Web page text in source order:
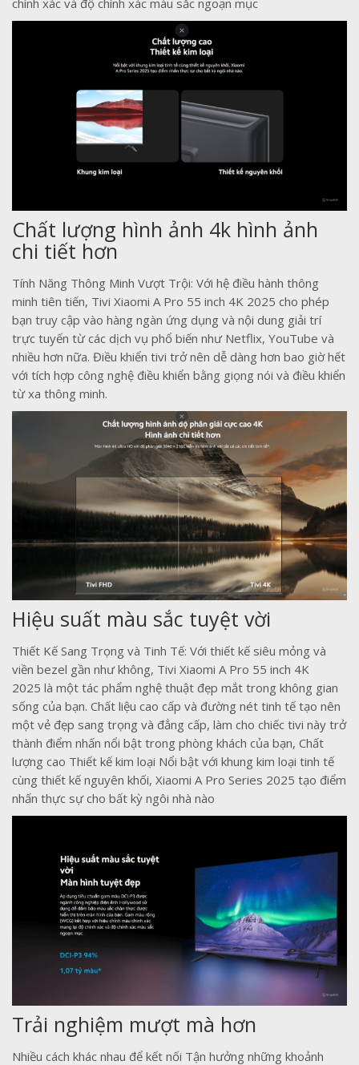
chính xác và độ chính xác màu sắc ngoạn mục
Chất lượng hình ảnh 4k hình ảnh
chi tiết hơn
Tính Năng Thông Minh Vượt Trội: Với hệ điều hành thông
minh tiên tiến, Tivi Xiaomi A Pro 55 inch 4K 2025 cho phép
bạn truy cập vào hàng ngàn ứng dụng và nội dung giải trí
trực tuyến từ các dịch vụ phổ biến như Netflix, YouTube và
nhiều hơn nữa. Điều khiển tivi trở nên dễ dàng hơn bao giờ hết
với tích hợp công nghệ điều khiển bằng giọng nói và điều khiển
từ xa thông minh.
Hiệu suất màu sắc tuyệt vời
Thiết Kế Sang Trọng và Tinh Tế: Với thiết kế siêu mỏng và
viền bezel gần như không, Tivi Xiaomi A Pro 55 inch 4K
2025 là một tác phẩm nghệ thuật đẹp mắt trong không gian
sống của bạn. Chất liệu cao cấp và đường nét tinh tế tạo nên
một vẻ đẹp sang trọng và đẳng cấp, làm cho chiếc tivi này trở
thành điểm nhấn nổi bật trong phòng khách của bạn, Chất
lượng cao Thiết kế kim loại Nổi bật với khung kim loại tinh tế
cùng thiết kế nguyên khối, Xiaomi A Pro Series 2025 tạo điểm
nhấn thực sự cho bất kỳ ngôi nhà nào
Trải nghiệm mượt mà hơn
Nhiều cách khác nhau để kết nối Tận hưởng những khoảnh